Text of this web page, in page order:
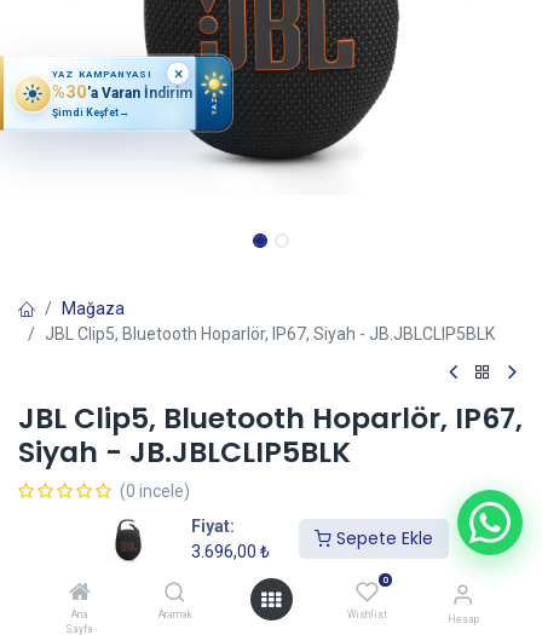
Fiyat:
3.696,00 ₺
Sepete Ekle
Ana
Sayfa
Aramak
0
Wishlist Hesap
Mağaza
JBL Clip5, Bluetooth Hoparlör, IP67, Siyah - JB.JBLCLIP5BLK
JBL Clip5, Bluetooth Hoparlör, IP67,
Siyah - JB.JBLCLIP5BLK
(0 incele)
3.696,00₺
Sepete Ekle
YAZ KAMPANYASI
%30'a Varan İndirim
Şimdi Keşfet→ YAZ
×